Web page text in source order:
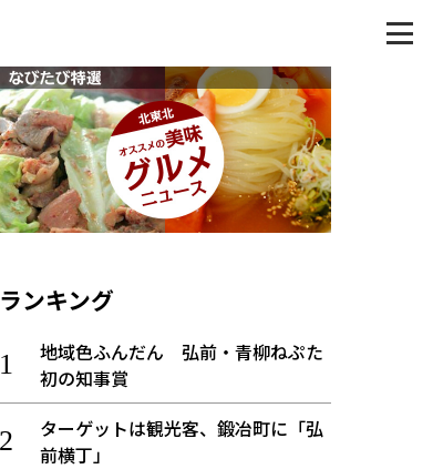
ランキング
地域色ふんだん 弘前・青柳ねぷた
初の知事賞
ターゲットは観光客、鍛冶町に「弘
前横丁」